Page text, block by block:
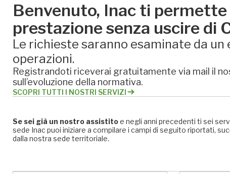
Benvenuto, Inac ti
prestazione senza uscire di
Le richieste saranno esaminate da
operazioni.
Registrandoti riceverai gratuitamente via mail il
sull’evoluzione della normativa.
SCOPRI TUTTI I NOSTRI SERVIZI
Se sei già un nostro assistitoe negli anni precedenti ti sei
sede Inac puoi iniziare a compilare i campi di seguito riportati,
dalla nostra sede territoriale.